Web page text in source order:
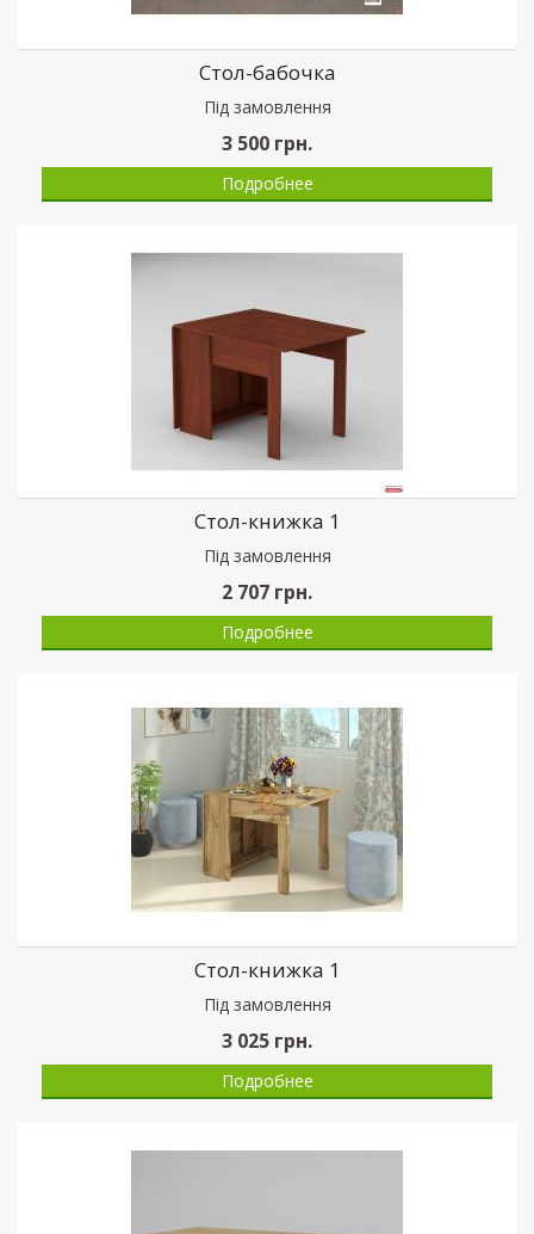
Стол-бабочка
Пiд замовлення
3 500 грн.
Подробнее
Стол-книжка 1
Пiд замовлення
2 707 грн.
Подробнее
Стол-книжка 1
Пiд замовлення
3 025 грн.
Подробнее